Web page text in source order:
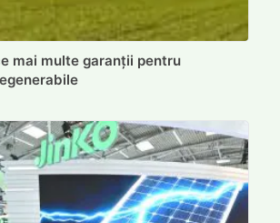
mai multe garanții pentru